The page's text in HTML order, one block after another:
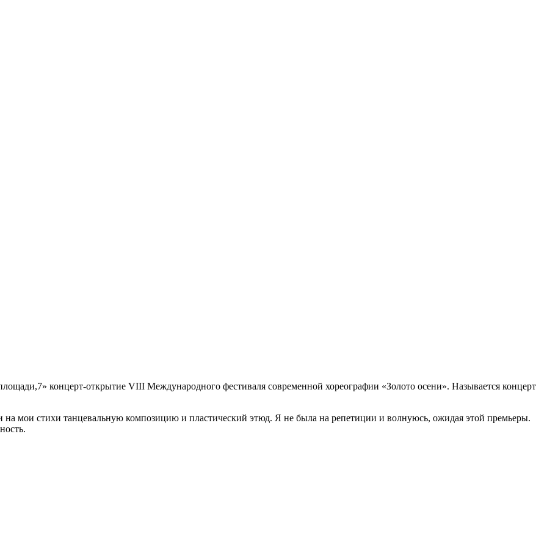
концерт-открытие VIII Международного фестиваля современной хореографии «Золото осени». Называется концерт
мои стихи танцевальную композицию и пластический этюд. Я не была на репетиции и волнуюсь, ожидая этой премьеры.